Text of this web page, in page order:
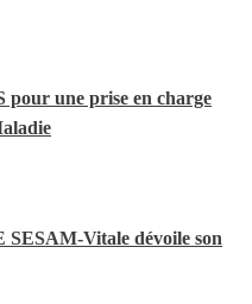
pour une prise en charge
SESAM-Vitale dévoile son